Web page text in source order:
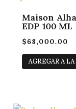
Maison
EDP 100 ML
$68,000.00
AGREGAR A